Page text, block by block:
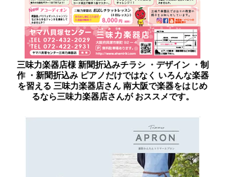
三味力楽器店様 新聞折込みチラシ ・デザイン ・制
作 ・新聞折込み ピアノだけではなく いろんな楽器
を習える 三味力楽器店さん 南大阪で楽器をはじめ
るなら三味力楽器店さんが おススメです。